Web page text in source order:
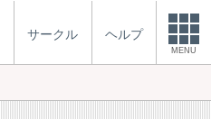
サークル ヘルプ
MENU